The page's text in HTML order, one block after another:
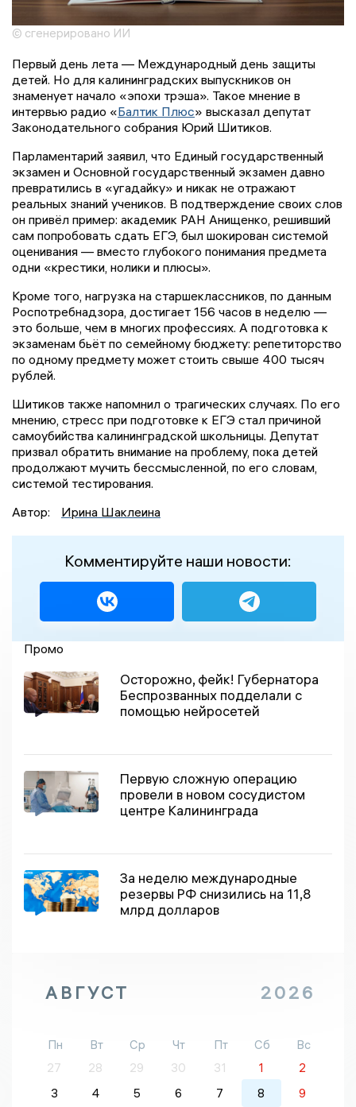
© сгенерировано ИИ
Первый день лета — Международный день защиты
детей. Но для калининградских выпускников он
знаменует начало «эпохи трэша». Такое мнение в
интервью радио «Балтик Плюс» высказал депутат
Законодательного собрания Юрий Шитиков.
Парламентарий заявил, что Единый государственный
экзамен и Основной государственный экзамен давно
превратились в «угадайку» и никак не отражают
реальных знаний учеников. В подтверждение своих слов
он привёл пример: академик РАН Анищенко, решивший
сам попробовать сдать ЕГЭ, был шокирован системой
оценивания — вместо глубокого понимания предмета
одни «крестики, нолики и плюсы».
Кроме того, нагрузка на старшеклассников, по данным
Роспотребнадзора, достигает 156 часов в неделю —
это больше, чем в многих профессиях. А подготовка к
экзаменам бьёт по семейному бюджету: репетиторство
по одному предмету может стоить свыше 400 тысяч
рублей.
Шитиков также напомнил о трагических случаях. По его
мнению, стресс при подготовке к ЕГЭ стал причиной
самоубийства калининградской школьницы. Депутат
призвал обратить внимание на проблему, пока детей
продолжают мучить бессмысленной, по его словам,
системой тестирования.
Автор:
Ирина Шаклеина
Комментируйте наши новости:
Промо
Осторожно, фейк! Губернатора
Беспрозванных подделали с
помощью нейросетей
Первую сложную операцию
провели в новом сосудистом
центре Калининграда
За неделю международные
резервы РФ снизились на 11,8
млрд долларов
АВГУСТ 2026
Пн Вт Ср Чт Пт Сб
Вс
27
28 29 30 31 1
2
3
4 5 6 7 8
9